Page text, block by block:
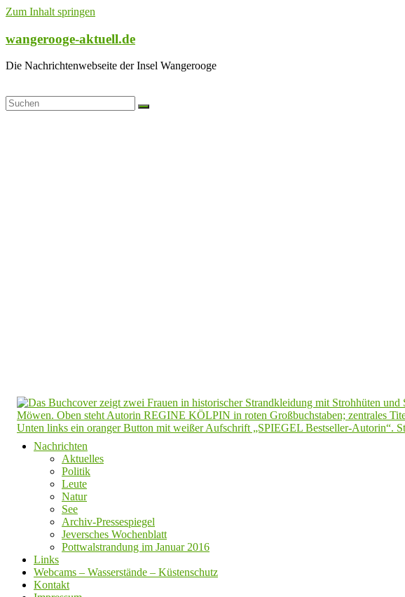
Zum Inhalt springen
wangerooge-aktuell.de
Die Nachrichtenwebseite der Insel Wangerooge
Nachrichten
Aktuelles
Politik
Leute
Natur
See
Archiv-Pressespiegel
Jeversches Wochenblatt
Pottwalstrandung im Januar 2016
Links
Webcams – Wasserstände – Küstenschutz
Kontakt